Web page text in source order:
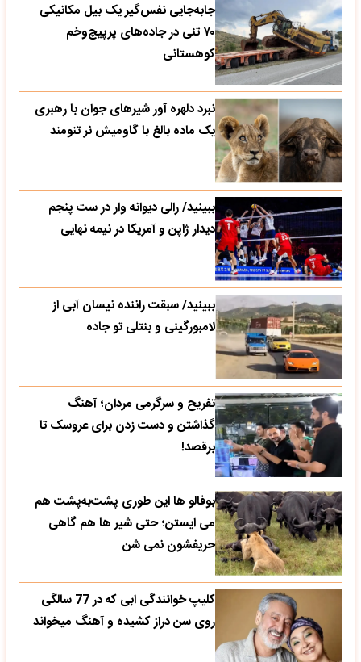
جابه‌جایی نفس‌گیر یک بیل مکانیکی
۷۰ تنی در جاده‌های پرپیچ‌وخم
کوهستانی
نبرد دلهره آور شیرهای جوان با رهبری
یک ماده بالغ با گاومیش نر تنومند
ببینید/ رالی دیوانه وار در ست پنجم
دیدار ژاپن و آمریکا در نیمه نهایی
ببینید/ سبقت راننده نیسان آبی از
لامبورگینی و بنتلی تو جاده
تفریح و سرگرمی مردان؛ آهنگ
گذاشتن و دست زدن برای عروسک تا
برقصد!
بوفالو ها این‌ طوری پشت‌به‌پشت هم
می‌ ایستن؛ حتی شیر ها هم گاهی
حریفشون نمی‌ شن
کلیپ خوانندگی ابی که در 77 سالگی
روی سن دراز کشیده و آهنگ میخواند